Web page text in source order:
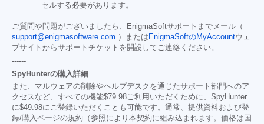
セルする必要があります。
ご質問や問題がございましたら、EnigmaSoftサポートまでメール（
support@enigmasoftware.com ）または EnigmaSoftのMyAccountウェ
ブサイトからサポートチケットを開設してご連絡ください。
------
SpyHunterの購入詳細
また、マルウェアの削除やヘルプデスクを通じたサポート部門へのア
クセスなど、すべての機能$79.98ご利用いただくために、SpyHunter
に$49.98にご登録いただくことも可能です。通常、提供資料および登
録/購入ページの規約（参照により本契約に組み込まれます。価格は国